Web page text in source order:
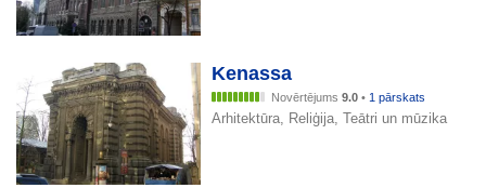
Kenassa
Novērtējums 9.0 • 1 pārskats
Arhitektūra, Reliģija, Teātri un mūzika